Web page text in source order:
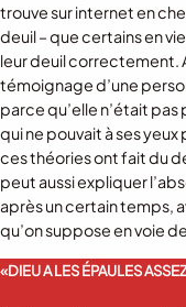
trouve sur internet en
deuil – que certains en
leur deuil correctement.
témoignage d’une
parce qu’elle n’était
qui ne pouvait à ses yeux
ces théories ont fait du
peut aussi expliquer
après un certain temps,
qu’on suppose en voie
«DIEU A LES ÉPAULES